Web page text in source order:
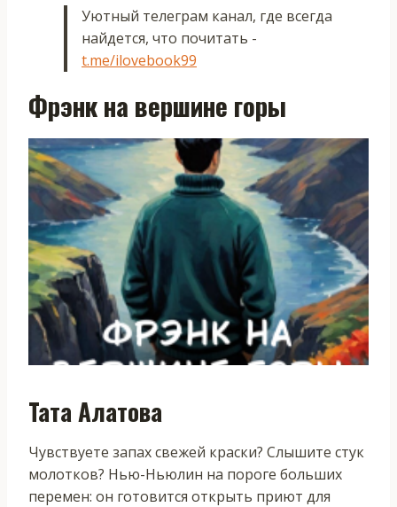
Уютный телеграм канал, где всегда
найдется, что почитать -
t.me/ilovebook99
Фрэнк на вершине горы
Тата Алатова
Чувствуете запах свежей краски? Слышите стук
молотков? Нью-Ньюлин на пороге больших
перемен: он готовится открыть приют для